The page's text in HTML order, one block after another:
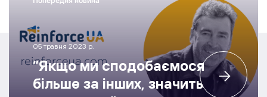
05 травня 2023 р.
“Якщо ми сподобаємося
більше за інших, значить